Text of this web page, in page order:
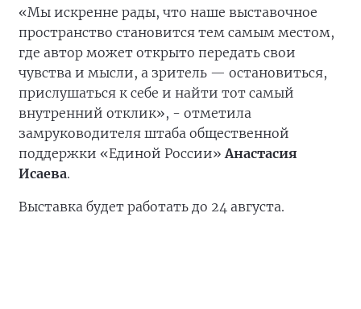
«Мы искренне рады, что наше выставочное
пространство становится тем самым местом,
где автор может открыто передать свои
чувства и мысли, а зритель — остановиться,
прислушаться к себе и найти тот самый
внутренний отклик», - отметила
замруководителя штаба общественной
поддержки «Единой России»Анастасия
Исаева.
Выставка будет работать до 24 августа.